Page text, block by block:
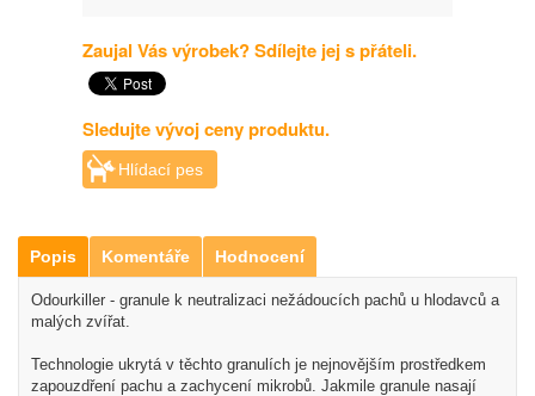
Zaujal Vás výrobek? Sdílejte jej s přáteli.
Sledujte vývoj ceny produktu.
Hlídací pes
Popis Komentáře Hodnocení
Odourkiller - granule k neutralizaci nežádoucích pachů u hlodavců a
malých zvířat.
Technologie ukrytá v těchto granulích je nejnovějším prostředkem
zapouzdření pachu a zachycení mikrobů. Jakmile granule nasají